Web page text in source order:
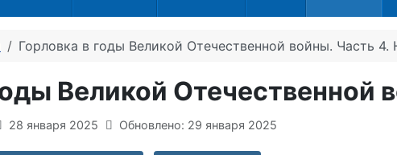
Горловка в годы Великой Отечественной войны. Часть 4.
Великой
28 января 2025 Обновлено: 29 января 2025